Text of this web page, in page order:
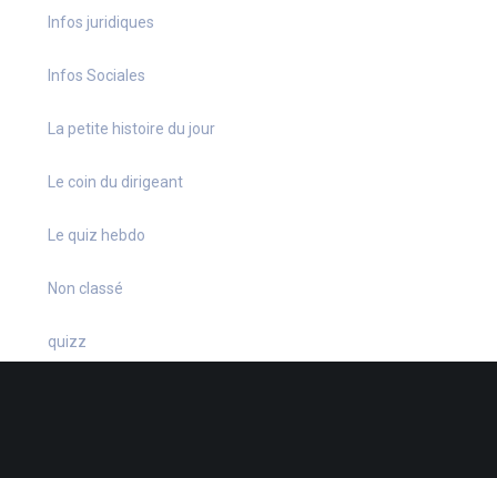
Infos juridiques
Infos Sociales
La petite histoire du jour
Le coin du dirigeant
Le quiz hebdo
Non classé
quizz